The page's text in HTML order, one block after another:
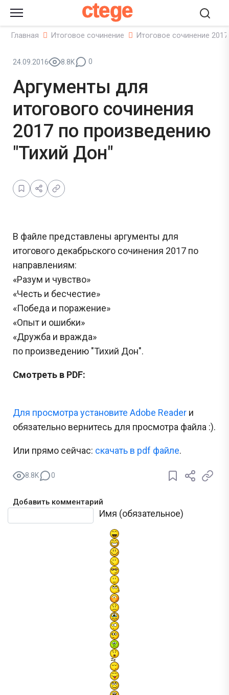
ctege
Главная Итоговое сочинение Итоговое сочинение 2017
24.09.2016 8.8K 0
Аргументы для
итогового сочинения
2017 по произведению
"Тихий Дон"
В файле представлены аргументы для
итогового декабрьского сочинения 2017 по
направлениям:
«Разум и чувство»
«Честь и бесчестие»
«Победа и поражение»
«Опыт и ошибки»
«Дружба и вражда»
по произведению "Тихий Дон".
Смотреть в PDF:
Для просмотра установите Adobe Reader и
обязательно вернитесь для просмотра файла :).
Или прямо сейчас: cкачать в pdf файле.
8.8K 0
Добавить комментарий
Имя (обязательное)